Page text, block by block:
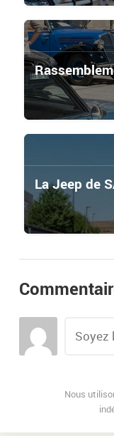
La Jeep de
Nous